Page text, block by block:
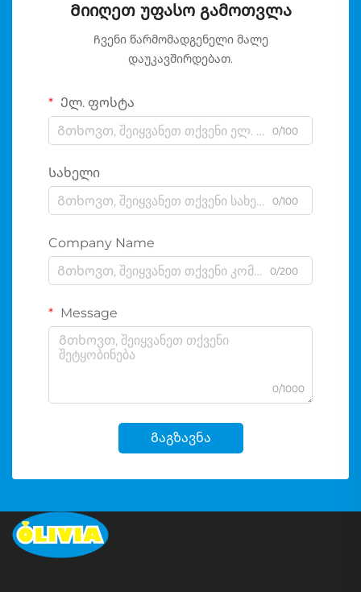
Მიიღეთ უფასო გამოთვლა
Ჩვენი წარმომადგენელი მალე
დაუკავშირდებათ.
Ელ. ფოსტა
0/100
Სახელი
0/100
Company Name
0/200
Message
0/1000
Გაგზავნა